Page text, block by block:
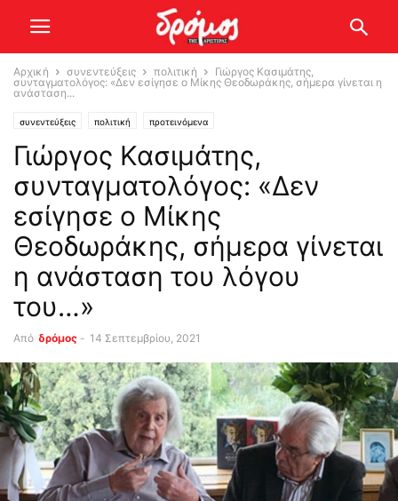
Αρχική συνεντεύξεις πολιτική
Γιώργος Κασιμάτης,
συνταγματολόγος: «Δεν εσίγησε ο Μίκης Θεοδωράκης, σήμερα γίνεται η
ανάσταση...
συνεντεύξεις πολιτική προτεινόμενα
Γιώργος Κασιμάτης,
συνταγματολόγος: «Δεν
εσίγησε ο Μίκης
Θεοδωράκης, σήμερα γίνεται
η ανάσταση του λόγου
του…»
Από δρόμος - 14 Σεπτεμβρίου, 2021